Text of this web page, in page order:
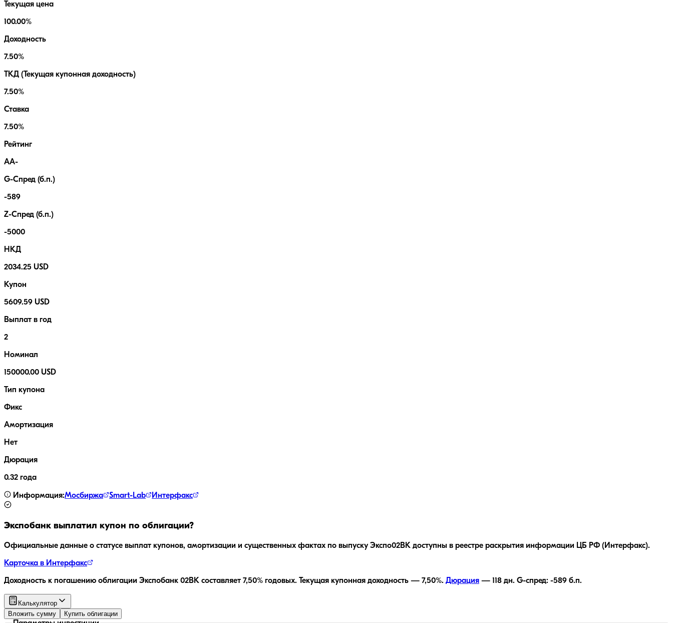
Текущая цена
100.00%
Доходность
7.50%
ТКД (Текущая купонная доходность)
7.50%
Ставка
7.50%
Рейтинг
AA-
G-Спред (б.п.)
-589
Z-Спред (б.п.)
-5000
НКД
2034.25 USD
Купон
5609.59 USD
Выплат в год
2
Номинал
150000.00 USD
Тип купона
Фикс
Амортизация
Нет
Дюрация
0.32 года
Информация:Мосбиржа Smart-Lab Интерфакс
Экспобанк выплатил купон по облигации?
Официальные данные о статусе выплат купонов, амортизации и существенных фактах по выпуску Экспо02ВК доступны в реестре раскрытия информации ЦБ РФ (Интерфакс).
Карточка в Интерфакс
Доходность к погашению облигации Экспобанк 02ВК составляет 7,50% годовых. Текущая купонная доходность — 7,50%. Дюрация — 118 дн. G-спред: -589 б.п.
Калькулятор
Вложить сумму
Купить облигации